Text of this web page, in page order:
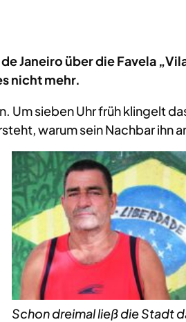
de Janeiro über die Favela
nicht mehr.
sieben Uhr früh klingelt
warum sein Nachbar ihn
Schon dreimal ließ die Stadt